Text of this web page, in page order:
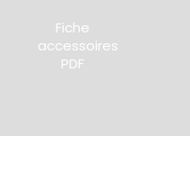
Fiche
accessoires
PDF